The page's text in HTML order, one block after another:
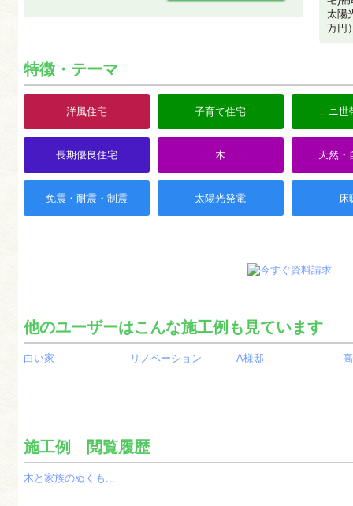
太陽
万円
特徴・テーマ
洋風住宅 子育て住宅 ニ世
長期優良住宅 木 天然・
免震・耐震・制震 太陽光発電 床
他のユーザーはこんな施工例も見ています
白い家 リノベーション A様邸
施工例 閲覧履歴
木と家族のぬくも...